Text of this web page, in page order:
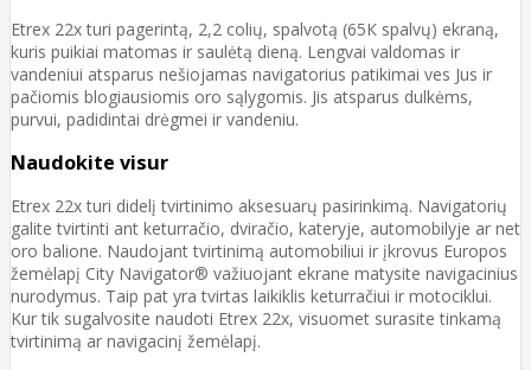
Etrex 22x turi pagerintą, 2,2 colių, spalvotą (65К spalvų) ekraną,
kuris puikiai matomas ir saulėtą dieną. Lengvai valdomas ir
vandeniui atsparus nešiojamas navigatorius patikimai ves Jus ir
pačiomis blogiausiomis oro sąlygomis. Jis atsparus dulkėms,
purvui, padidintai drėgmei ir vandeniu.
Naudokite visur
Etrex 22x turi didelį tvirtinimo aksesuarų pasirinkimą. Navigatorių
galite tvirtinti ant keturračio, dviračio, kateryje, automobilyje ar net
oro balione. Naudojant tvirtinimą automobiliui ir įkrovus Europos
žemėlapį City Navigator® važiuojant ekrane matysite navigacinius
nurodymus. Taip pat yra tvirtas laikiklis keturračiui ir motociklui.
Kur tik sugalvosite naudoti Etrex 22x, visuomet surasite tinkamą
tvirtinimą ar navigacinį žemėlapį.